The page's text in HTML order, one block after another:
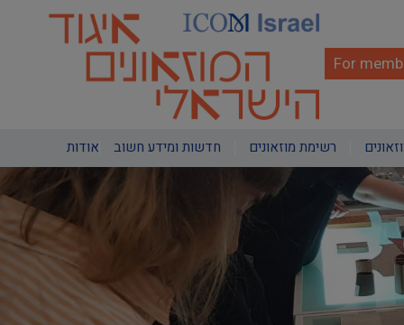
For
Main
navigation
אודות חדשות ומידע חשוב רשימת מוזאונים